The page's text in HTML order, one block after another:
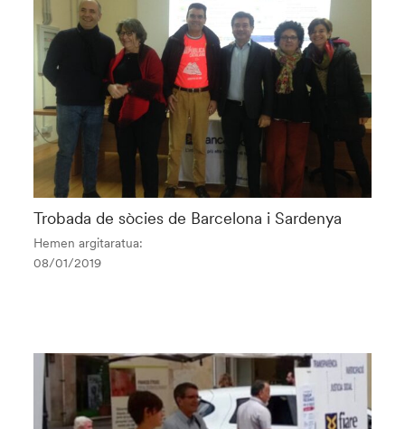
Trobada de sòcies de Barcelona i Sardenya
Hemen argitaratua:
08/01/2019